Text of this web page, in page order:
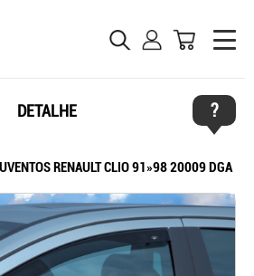
DETALHE ?
RENAULT CLIO 91»98 20009 DGA